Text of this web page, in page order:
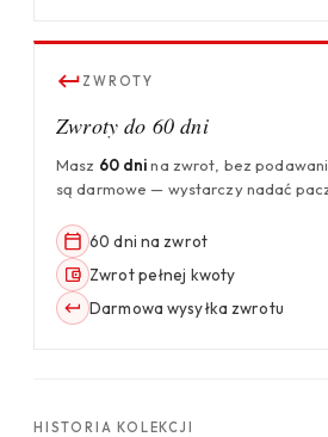
ZWROTY
Zwroty do 60 dni
Masz 60 dnina zwrot, bez
są darmowe — wystarczy nadać
60 dni na zwrot
Zwrot pełnej kwoty
Darmowa wysyłka zwrotu
HISTORIA KOLEKCJI